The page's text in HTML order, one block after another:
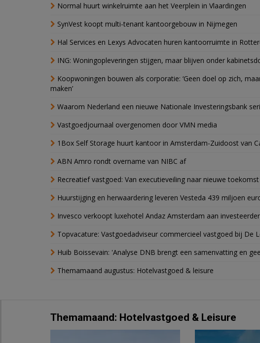
Normal huurt winkelruimte aan het Veerplein in Vlaardingen
SynVest koopt multi-tenant kantoorgebouw in Nijmegen
Hal Services en Lexys Advocaten huren kantoorruimte in
ING: Woningopleveringen stijgen, maar blijven onder
Koopwoningen bouwen als corporatie: ‘Geen doel op zich,
maken’
Waarom Nederland een nieuwe Nationale Investeringsbank
Vastgoedjournaal overgenomen door VMN media
1Box Self Storage huurt kantoor in Amsterdam-Zuidoost van
ABN Amro rondt overname van NIBC af
Recreatief vastgoed: Van executieveiling naar nieuwe toekomst
Huurstijging en herwaardering leveren Vesteda 439 miljoen
Invesco verkoopt luxehotel Andaz Amsterdam aan
Topvacature: Vastgoedadviseur commercieel vastgoed bij De
Huib Boissevain: 'Analyse DNB brengt een samenvatting en
Themamaand augustus: Hotelvastgoed & leisure
Themamaand: Hotelvastgoed & Leisure